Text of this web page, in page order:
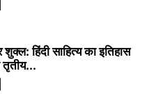
शुक्ल: हिंदी साहित्य का इतिहास
तृतीय...